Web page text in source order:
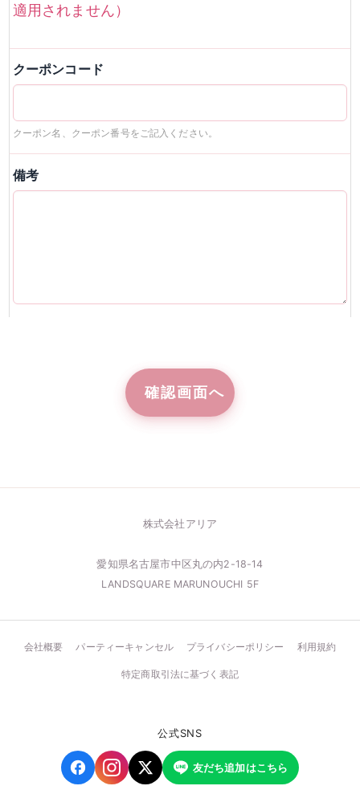
適用されません）
クーポンコード
クーポン名、クーポン番号をご記入ください。
備考
株式会社アリア
愛知県名古屋市中区丸の内2-18-14
LANDSQUARE MARUNOUCHI 5F
会社概要 パーティーキャンセル プライバシーポリシー 利用規約
特定商取引法に基づく表記
公式SNS
友だち追加はこちら